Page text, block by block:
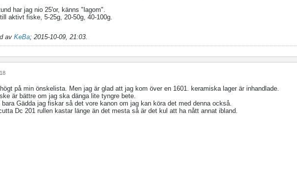
har jag nio 25'or, känns "lagom".
aktivt fiske, 5-25g, 20-50g, 40-100g.
av KeBa; 2015-10-09, 21:03
på min önskelista. Men jag är glad att jag kom över en 1601. keramiska lager är inhandlade.
är bättre om jag ska dänga lite tyngre bete.
bara Gädda jag fiskar så det vore kanon om jag kan köra det med denna också.
Dc 201 rullen kastar länge än det mesta så är det kul att ha nått annat ibland.